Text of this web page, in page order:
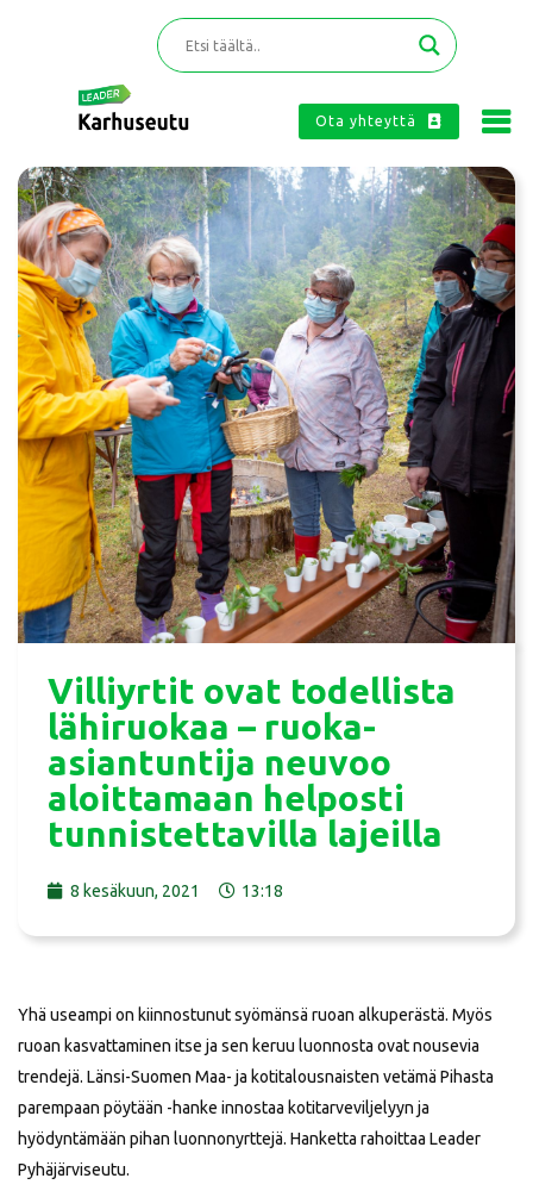
Ota yhteyttä
Villiyrtit ovat todellista
lähiruokaa – ruoka-
asiantuntija neuvoo
aloittamaan helposti
tunnistettavilla lajeilla
8 kesäkuun, 2021 13:18
Yhä useampi on kiinnostunut syömänsä ruoan alkuperästä. Myös
ruoan kasvattaminen itse ja sen keruu luonnosta ovat nousevia
trendejä. Länsi-Suomen Maa- ja kotitalousnaisten vetämä Pihasta
parempaan pöytään -hanke innostaa kotitarveviljelyyn ja
hyödyntämään pihan luonnonyrttejä. Hanketta rahoittaa Leader
Pyhäjärviseutu.